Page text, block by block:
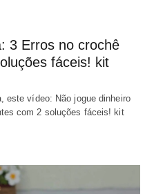
3 Erros no crochê
fáceis! kit
este vídeo: Não jogue dinheiro
com 2 soluções fáceis! kit